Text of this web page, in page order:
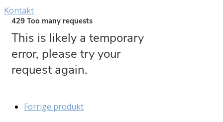
Kontakt
Forrige produkt